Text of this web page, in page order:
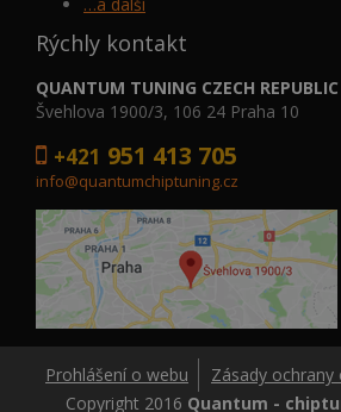
Rýchly kontakt
QUANTUM TUNING CZECH REPUBLIC
Švehlova 1900/3, 106 24 Praha 10
+421 951 413 705
info@quantumchiptuning.cz
Prohlášení o webu
Zásady
Copyright 2016 Quantum -